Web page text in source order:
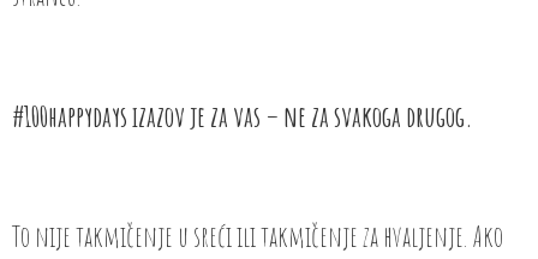
#100happydays izazov je za vas – ne za svakoga drugog.
To nije takmičenje u sreći ili takmičenje za hvaljenje. Ako